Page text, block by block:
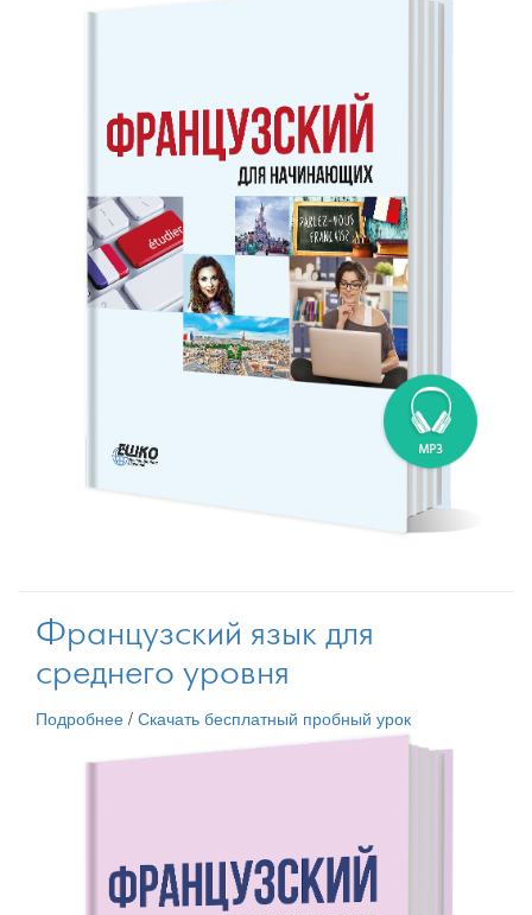
Французский язык для
среднего уровня
Подробнее / Скачать бесплатный пробный урок